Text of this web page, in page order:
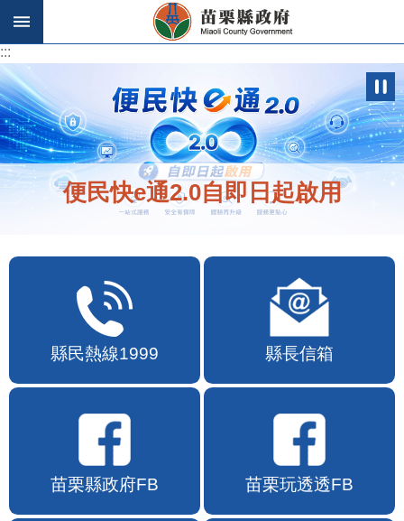
跳到主要內容區塊
:::
:::
便民快e通2.0自即日起啟用
縣民熱線1999 縣長信箱
苗栗縣政府FB 苗栗玩透透FB